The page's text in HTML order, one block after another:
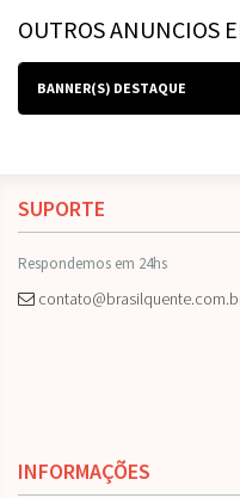
OUTROS ANUNCIOS
BANNER(S) DESTAQUE
SUPORTE
Respondemos em 24hs
INFORMAÇÕES